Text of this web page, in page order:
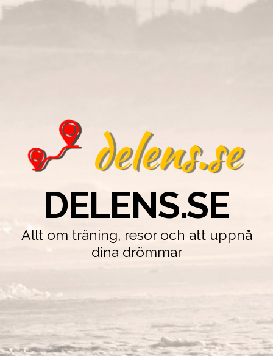
DELENS.SE
Allt om träning, resor och att uppnå
dina drömmar